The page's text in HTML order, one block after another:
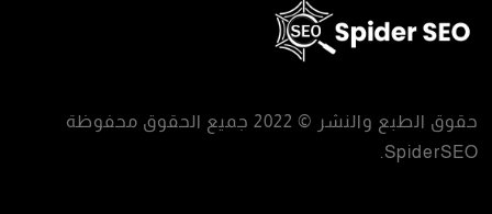
حقوق الطبع والنشر © 2022 جميع الحقوق محفوظة
SpiderSEO